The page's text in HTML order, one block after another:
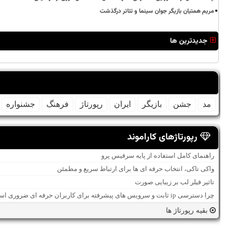
مریم همتیان بازیگر جوان سینما و تئاتر درگذشت
جدیدترین ها
مد جشن بازیگر ایران رپورتاژ فرهنگ جشنواره
رپورتاژهای کاراموند
راهنمای کامل استفاده از پایه سرفیس پرو
واکی تاکی، انتخاب حرفه ای ها برای ارتباط سریع و مطمئن
تاثیر فیلر لب بر زیبایی صورت
چرا دسترسی ip ثابت و سرویس های پیشرفته برای کاربران حرفه ای ضروری است؟
بقیه رپورتاژ ها